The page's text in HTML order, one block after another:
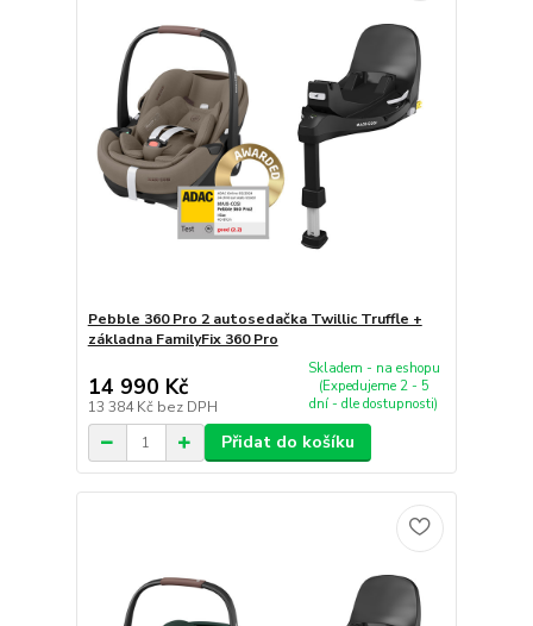
Pebble 360 Pro 2 autosedačka Twillic Truffle +
základna FamilyFix 360 Pro
14 990 Kč
13 384 Kč bez DPH
Skladem - na eshopu
(Expedujeme 2 - 5
dní - dle dostupnosti)
Přidat do košíku